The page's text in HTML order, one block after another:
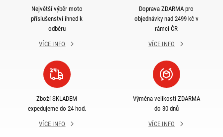
Největší výběr moto
příslušenství ihned k
odběru
VÍCE INFO
Doprava ZDARMA pro
objednávky nad 2499 kč v
rámci ČR
VÍCE INFO
Zboží SKLADEM
expedujeme do 24 hod.
VÍCE INFO
Výměna velikosti ZDARMA
do 30 dnů
VÍCE INFO